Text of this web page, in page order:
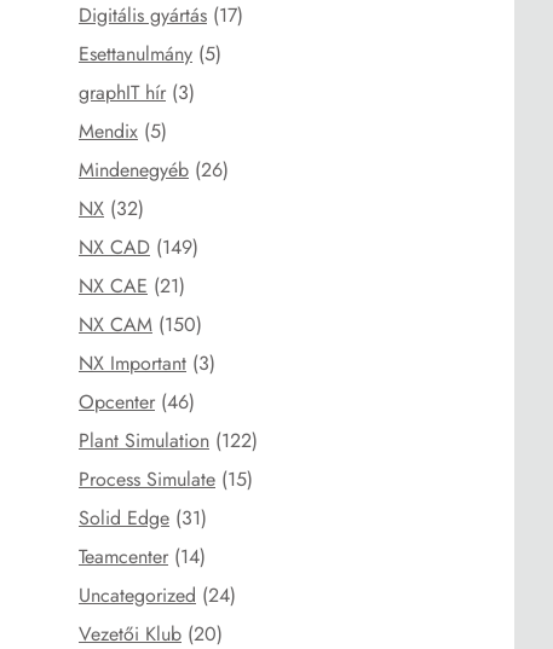
Digitális gyártás (17)
Esettanulmány (5)
graphIT hír (3)
Mendix (5)
Mindenegyéb (26)
NX (32)
NX CAD (149)
NX CAE (21)
NX CAM (150)
NX Important (3)
Opcenter (46)
Plant Simulation (122)
Process Simulate (15)
Solid Edge (31)
Teamcenter (14)
Uncategorized (24)
Vezetői Klub (20)